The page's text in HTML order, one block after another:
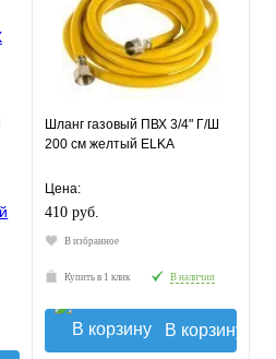
Шланг газовый ПВХ 3/4" Г/Ш
200 см желтый ELKA
Цена:
410 руб.
В избранное
Купить в 1 клик В наличии
В корзину